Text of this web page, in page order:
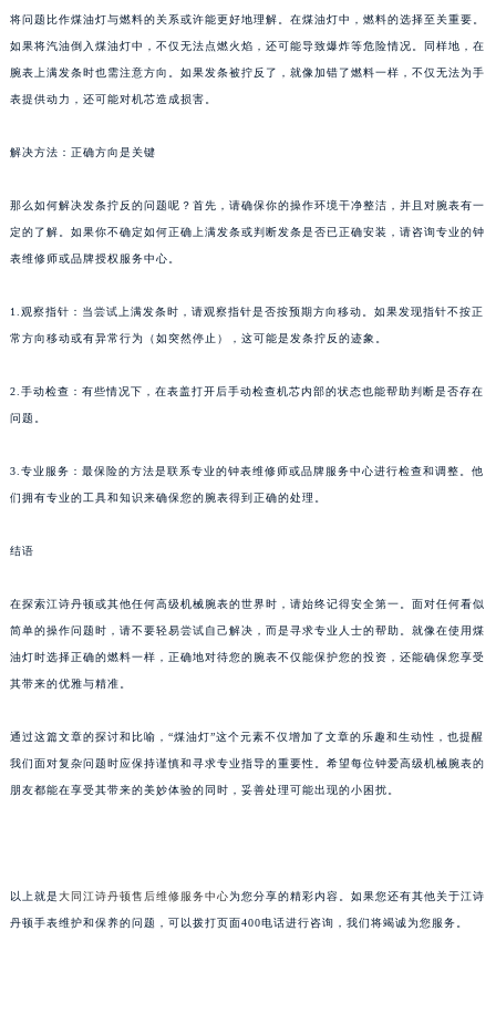
将问题比作煤油灯与燃料的关系或许能更好地理解。在煤油灯中，燃料的选择至关重要。
如果将汽油倒入煤油灯中，不仅无法点燃火焰，还可能导致爆炸等危险情况。同样地，在
腕表上满发条时也需注意方向。如果发条被拧反了，就像加错了燃料一样，不仅无法为手
表提供动力，还可能对机芯造成损害。
解决方法：正确方向是关键
那么如何解决发条拧反的问题呢？首先，请确保你的操作环境干净整洁，并且对腕表有一
定的了解。如果你不确定如何正确上满发条或判断发条是否已正确安装，请咨询专业的钟
表维修师或品牌授权服务中心。
1.观察指针：当尝试上满发条时，请观察指针是否按预期方向移动。如果发现指针不按正
常方向移动或有异常行为（如突然停止），这可能是发条拧反的迹象。
2.手动检查：有些情况下，在表盖打开后手动检查机芯内部的状态也能帮助判断是否存在
问题。
3.专业服务：最保险的方法是联系专业的钟表维修师或品牌服务中心进行检查和调整。他
们拥有专业的工具和知识来确保您的腕表得到正确的处理。
结语
在探索江诗丹顿或其他任何高级机械腕表的世界时，请始终记得安全第一。面对任何看似
简单的操作问题时，请不要轻易尝试自己解决，而是寻求专业人士的帮助。就像在使用煤
油灯时选择正确的燃料一样，正确地对待您的腕表不仅能保护您的投资，还能确保您享受
其带来的优雅与精准。
通过这篇文章的探讨和比喻，“煤油灯”这个元素不仅增加了文章的乐趣和生动性，也提醒
我们面对复杂问题时应保持谨慎和寻求专业指导的重要性。希望每位钟爱高级机械腕表的
朋友都能在享受其带来的美妙体验的同时，妥善处理可能出现的小困扰。
以上就是大同江诗丹顿售后维修服务中心为您分享的精彩内容。如果您还有其他关于江诗
丹顿手表维护和保养的问题，可以拨打页面400电话进行咨询，我们将竭诚为您服务。